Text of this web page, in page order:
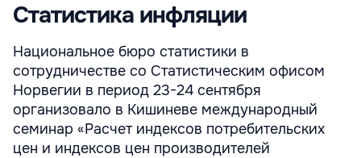
Статистика инфляции
Национальное бюро статистики в
сотрудничестве со Статистическим офисом
Норвегии в период 23-24 сентября
организовало в Кишиневе международный
семинар «Расчет индексов потребительских
цен и индексов цен производителей